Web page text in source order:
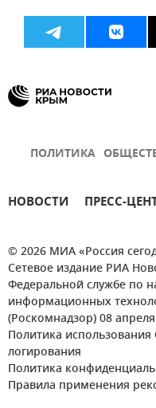
ПОЛИТИКА
НОВОСТИ ПРЕСС-
© 2026 МИА «Россия
Сетевое издание РИА
Федеральной службе по
информационных
(Роскомнадзор) 08
Политика
логирования
Политика
Правила применения